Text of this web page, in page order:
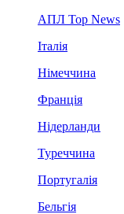
АПЛ Top News
Італія
Німеччина
Франція
Нідерланди
Туреччина
Португалія
Бельгія